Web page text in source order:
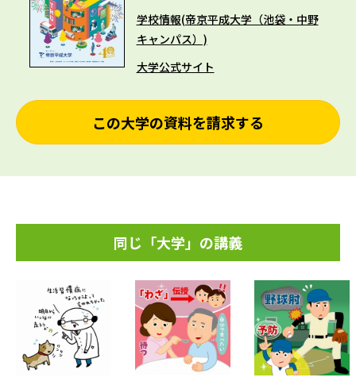
学校情報(帝京平成大学（池袋・中野
キャンパス）)
大学公式サイト
この大学の資料を請求する
同じ「大学」の講義